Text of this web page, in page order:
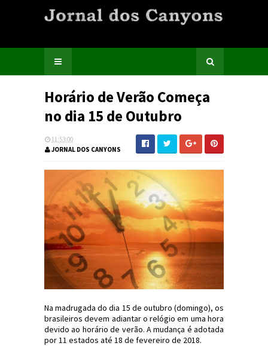
Horário de Verão Começa
no dia 15 de Outubro
11:53:00
JORNAL DOS CANYONS
Na madrugada do dia 15 de outubro (domingo), os
brasileiros devem adiantar o relógio em uma hora
devido ao horário de verão. A mudança é adotada
por 11 estados até 18 de fevereiro de 2018.